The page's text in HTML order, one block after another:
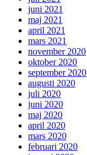
juni 2021
maj 2021
april 2021
mars 2021
november 2020
oktober 2020
september 2020
augusti 2020
juli 2020
juni 2020
maj 2020
april 2020
mars 2020
februari 2020